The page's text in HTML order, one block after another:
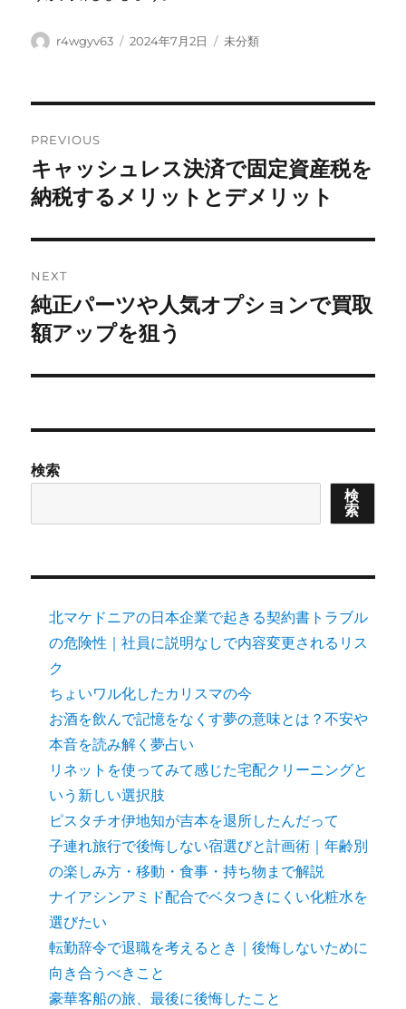
Author
r4wgyv63
Posted
2024年7月2日 Categories
未分類
navigation
PREVIOUS
Previous
post:
キャッシュレス決済で固定資産税を
納税するメリットとデメリット
NEXT
Next
post:
純正パーツや人気オプションで買取
額アップを狙う
検索
検
索
北マケドニアの日本企業で起きる契約書トラブル
の危険性｜社員に説明なしで内容変更されるリス
ク
ちょいワル化したカリスマの今
お酒を飲んで記憶をなくす夢の意味とは？不安や
本音を読み解く夢占い
リネットを使ってみて感じた宅配クリーニングと
いう新しい選択肢
ピスタチオ伊地知が吉本を退所したんだって
子連れ旅行で後悔しない宿選びと計画術｜年齢別
の楽しみ方・移動・食事・持ち物まで解説
ナイアシンアミド配合でベタつきにくい化粧水を
選びたい
転勤辞令で退職を考えるとき｜後悔しないために
向き合うべきこと
豪華客船の旅、最後に後悔したこと